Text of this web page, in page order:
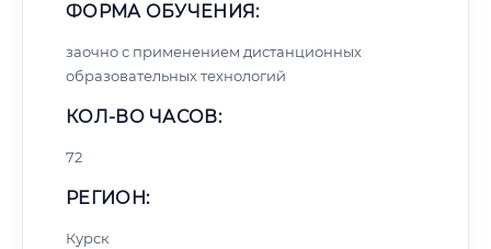
ФОРМА ОБУЧЕНИЯ:
заочно с применением дистанционных
образовательных технологий
КОЛ-ВО ЧАСОВ:
72
РЕГИОН:
Курск